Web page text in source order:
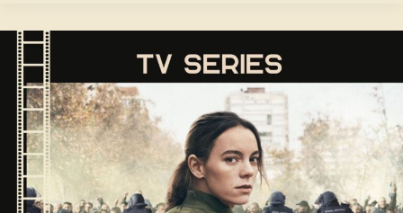
Σκέψεις
CultArt:
Riot
Police